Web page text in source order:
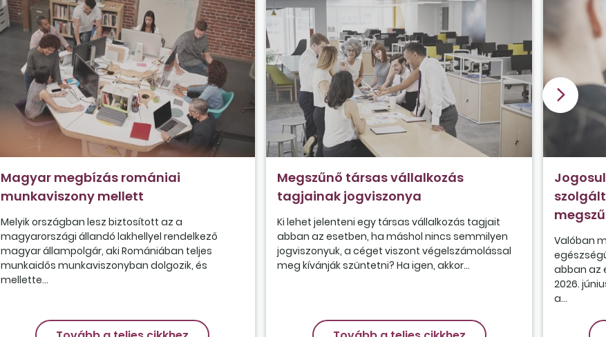
Magyar megbízás romániai
munkaviszony mellett
Melyik országban lesz biztosított az a
magyarországi állandó lakhellyel rendelkező
magyar állampolgár, aki Romániában teljes
munkaidős munkaviszonyban dolgozik, és
mellette...
Megszűnő társas vállalkozás
tagjainak jogviszonya
Ki lehet jelenteni egy társas vállalkozás tagjait
abban az esetben, ha máshol nincs semmilyen
jogviszonyuk, a céget viszont végelszámolással
meg kívánják szüntetni? Ha igen, akkor...
Valóban
abban az
2026.
a...